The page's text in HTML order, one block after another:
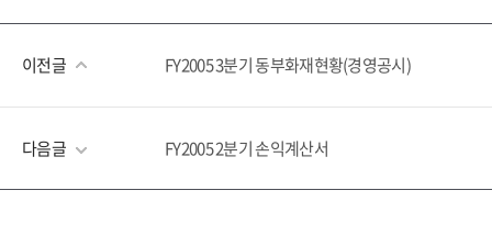
이전글 FY2005 3분기 동부화재현황(경영공시)
다음글 FY2005 2분기 손익계산서